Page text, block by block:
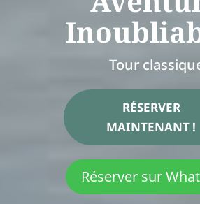
Tour
RÉSERVER
MAINTENANT !
Réserver sur